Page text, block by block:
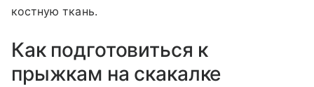
костную ткань.
Как подготовиться к
прыжкам на скакалке